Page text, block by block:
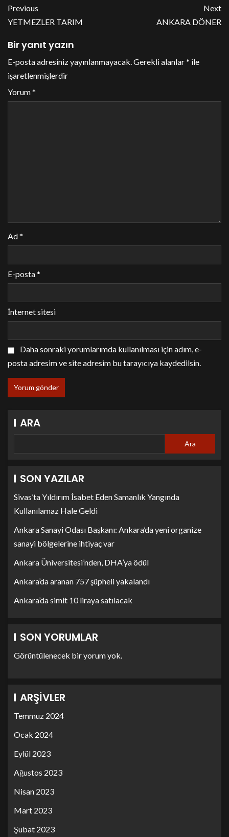
Previous
YETMEZLER TARIM
Next
ANKARA DÖNER
Bir yanıt yazın
E-posta adresiniz yayınlanmayacak.Gerekli alanlar* ile
işaretlenmişlerdir
Yorum*
Ad*
E-posta*
İnternet sitesi
Daha sonraki yorumlarımda kullanılması için adım, e-
posta adresim ve site adresim bu tarayıcıya kaydedilsin.
ARA
Ara
SON YAZILAR
Sivas’ta Yıldırım İsabet Eden Samanlık Yangında
Kullanılamaz Hale Geldi
Ankara Sanayi Odası Başkanı: Ankara’da yeni organize
sanayi bölgelerine ihtiyaç var
Ankara Üniversitesi’nden, DHA’ya ödül
Ankara’da aranan 757 şüpheli yakalandı
Ankara’da simit 10 liraya satılacak
SON YORUMLAR
Görüntülenecek bir yorum yok.
ARŞIVLER
Temmuz 2024
Ocak 2024
Eylül 2023
Ağustos 2023
Nisan 2023
Mart 2023
Şubat 2023